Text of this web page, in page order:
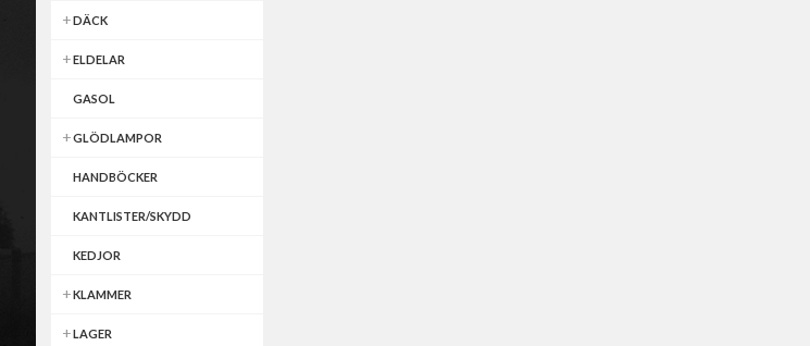
DÄCK
ELDELAR
GASOL
GLÖDLAMPOR
HANDBÖCKER
KANTLISTER/SKYDD
KEDJOR
KLAMMER
LAGER